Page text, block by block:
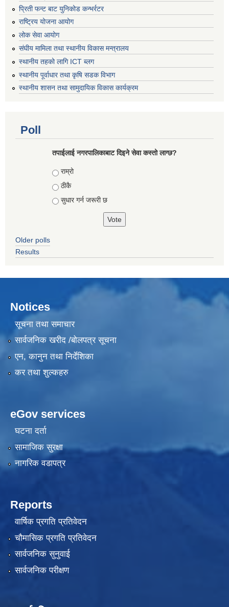
प्रिती फन्ट बाट युनिकोड कन्भर्रटर
राष्ट्रिय योजना आयोग
लोक सेवा आयोग
संघीय मामिला तथा स्थानीय विकास मन्त्रालय
स्थानीय तहको लागि ICT ब्लग
स्थानीय पूर्वाधार तथा कृषि सडक विभाग
स्थानीय शासन तथा सामुदायिक विकास कार्यक्रम
Poll
तपाईलाई नगरपालिकाबाट दिइने सेवा कस्तो लाग्छ?
Choices
राम्रो
ठीकै
सुधार गर्न जरूरी छ
Older polls
Results
Notices
सूचना तथा समाचार
सार्वजनिक खरीद /बोलपत्र सूचना
एन, कानुन तथा निर्देशिका
कर तथा शुल्कहरु
eGov services
घटना दर्ता
सामाजिक सुरक्षा
नागरिक वडापत्र
Reports
वार्षिक प्रगति प्रतिवेदन
चौमासिक प्रगति प्रतिवेदन
सार्वजनिक सुनुवाई
सार्वजनिक परीक्षण